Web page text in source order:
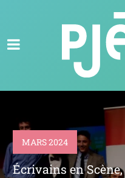
MARS 2024
Écrivains en Scène,